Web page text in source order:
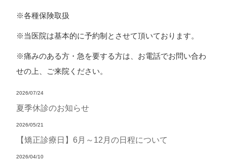
※各種保険取扱
※当医院は基本的に予約制とさせて頂いております。
※痛みのある方・急を要する方は、お電話でお問い合わ
せの上、ご来院ください。
2026/07/24
夏季休診のお知らせ
2026/05/21
【矯正診療日】6月～12月の日程について
2026/04/10